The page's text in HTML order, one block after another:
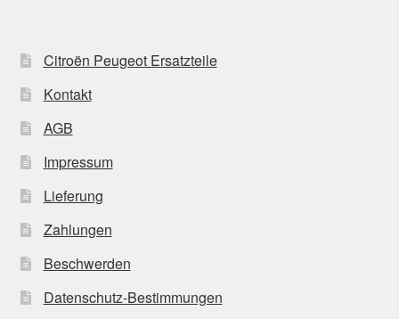
Citroën Peugeot Ersatzteile
Kontakt
AGB
Impressum
Lieferung
Zahlungen
Beschwerden
Datenschutz-Bestimmungen